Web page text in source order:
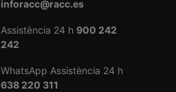
inforacc@racc.es
Assistència 24 h 900 242
242
WhatsApp Assistència 24 h
638 220 311